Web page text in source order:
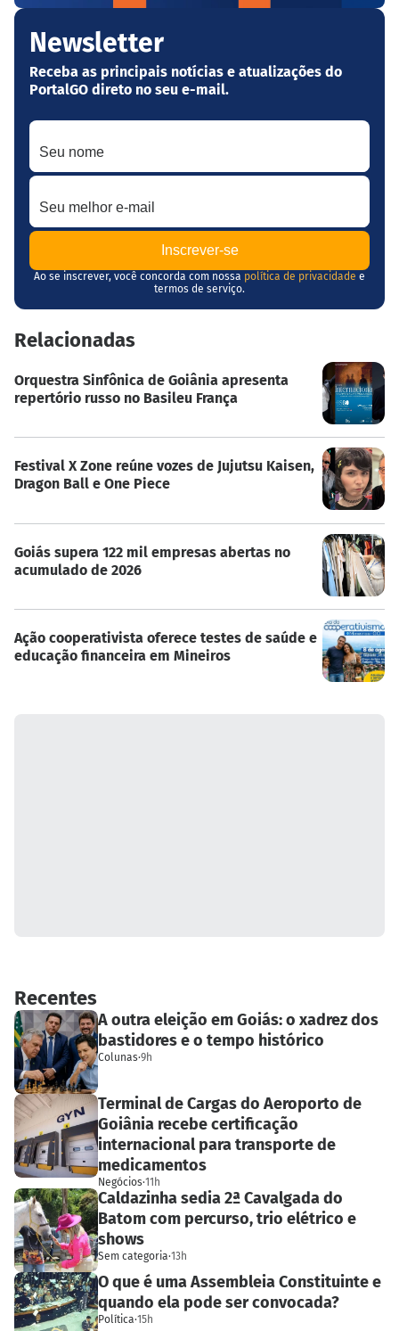
Newsletter
Receba as principais notícias e atualizações do
PortalGO direto no seu e-mail.
Seu nome
Seu melhor e-mail
Ao se inscrever, você concorda com nossa política de privacidade e
termos de serviço.
Relacionadas
Orquestra Sinfônica de Goiânia apresenta
repertório russo no Basileu França
Festival X Zone reúne vozes de Jujutsu Kaisen,
Dragon Ball e One Piece
Goiás supera 122 mil empresas abertas no
acumulado de 2026
Ação cooperativista oferece testes de saúde e
educação financeira em Mineiros
Recentes
A outra eleição em Goiás: o xadrez dos
bastidores e o tempo histórico
Colunas·9h
Terminal de Cargas do Aeroporto de
Goiânia recebe certificação
internacional para transporte de
medicamentos
Negócios·11h
Caldazinha sedia 2ª Cavalgada do
Batom com percurso, trio elétrico e
shows
Sem categoria·13h
O que é uma Assembleia Constituinte e
quando ela pode ser convocada?
Política·15h